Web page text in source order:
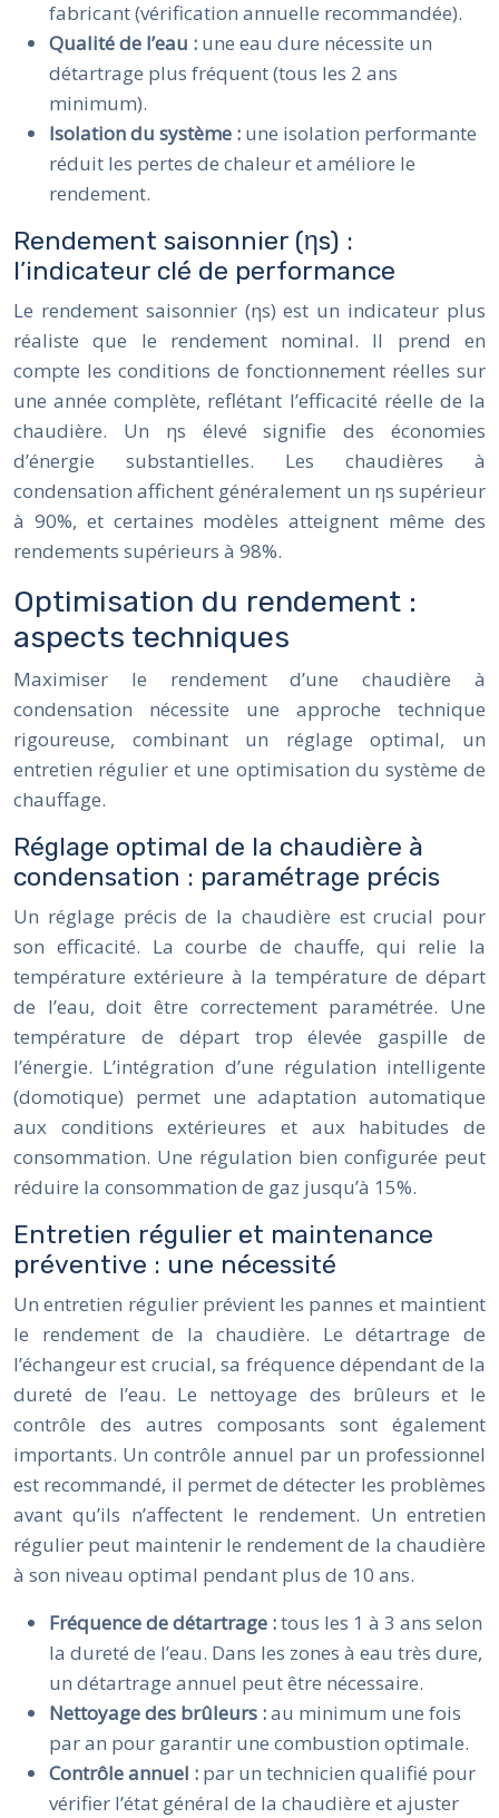
fabricant (vérification annuelle recommandée).
Qualité de l’eau : une eau dure nécessite un
détartrage plus fréquent (tous les 2 ans
minimum).
Isolation du système : une isolation performante
réduit les pertes de chaleur et améliore le
rendement.
Rendement saisonnier (ηs) :
l’indicateur clé de performance
Le rendement saisonnier (ηs) est un indicateur plus
réaliste que le rendement nominal. Il prend en
compte les conditions de fonctionnement réelles sur
une année complète, reflétant l’efficacité réelle de la
chaudière. Un ηs élevé signifie des économies
d’énergie substantielles. Les chaudières à
condensation affichent généralement un ηs supérieur
à 90%, et certaines modèles atteignent même des
rendements supérieurs à 98%.
Optimisation du rendement :
aspects techniques
Maximiser le rendement d’une chaudière à
condensation nécessite une approche technique
rigoureuse, combinant un réglage optimal, un
entretien régulier et une optimisation du système de
chauffage.
Réglage optimal de la chaudière à
condensation : paramétrage précis
Un réglage précis de la chaudière est crucial pour
son efficacité. La courbe de chauffe, qui relie la
température extérieure à la température de départ
de l’eau, doit être correctement paramétrée. Une
température de départ trop élevée gaspille de
l’énergie. L’intégration d’une régulation intelligente
(domotique) permet une adaptation automatique
aux conditions extérieures et aux habitudes de
consommation. Une régulation bien configurée peut
réduire la consommation de gaz jusqu’à 15%.
Entretien régulier et maintenance
préventive : une nécessité
Un entretien régulier prévient les pannes et maintient
le rendement de la chaudière. Le détartrage de
l’échangeur est crucial, sa fréquence dépendant de la
dureté de l’eau. Le nettoyage des brûleurs et le
contrôle des autres composants sont également
importants. Un contrôle annuel par un professionnel
est recommandé, il permet de détecter les problèmes
avant qu’ils n’affectent le rendement. Un entretien
régulier peut maintenir le rendement de la chaudière
à son niveau optimal pendant plus de 10 ans.
Fréquence de détartrage :tous les 1 à 3 ans selon
la dureté de l’eau. Dans les zones à eau très dure,
un détartrage annuel peut être nécessaire.
Nettoyage des brûleurs :au minimum une fois
par an pour garantir une combustion optimale.
Contrôle annuel : par un technicien qualifié pour
vérifier l’état général de la chaudière et ajuster